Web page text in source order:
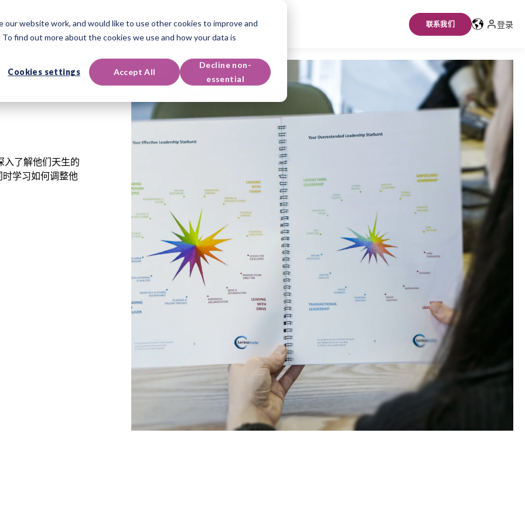
website work, and would like to use other cookies to improve and
find out more about the cookies we use and how your data is
Cookies settings Accept All
Decline non-
essential
认证课程 活动与资源 联系支持 联系我们 登录
入了解他们天生的
学习如何调整他